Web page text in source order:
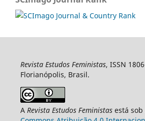
Revista Estudos Feministas, ISSN
Florianópolis, Brasil.
A Revista Estudos Feministasestá sob